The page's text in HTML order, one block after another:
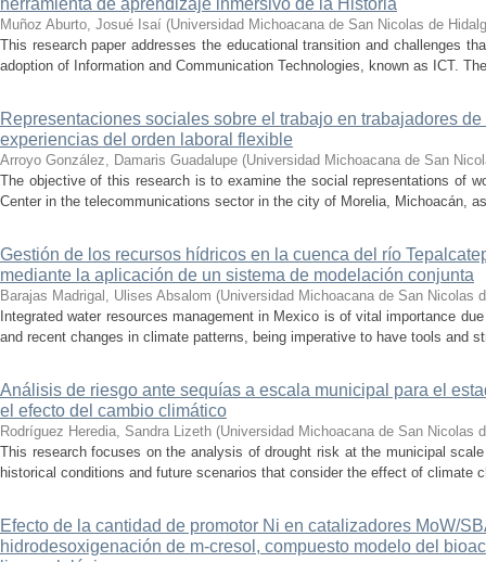
herramienta de aprendizaje inmersivo de la Historia
Muñoz Aburto, Josué Isaí (Universidad Michoacana de San Nicolas de
This research paper addresses the educational transition and challenges
adoption of Information and Communication Technologies, known as ICT.
Representaciones sociales sobre el trabajo en trabajadores
experiencias del orden laboral flexible
Arroyo González, Damaris Guadalupe (Universidad Michoacana de San
The objective of this research is to examine the social representations of
Center in the telecommunications sector in the city of Morelia, Michoacán,
Gestión de los recursos hídricos en la cuenca del río
mediante la aplicación de un sistema de modelación conjunta
Barajas Madrigal, Ulises Absalom (Universidad Michoacana de San Nicolas
Integrated water resources management in Mexico is of vital importance
and recent changes in climate patterns, being imperative to have tools and
Análisis de riesgo ante sequías a escala municipal para el
el efecto del cambio climático
Rodríguez Heredia, Sandra Lizeth (Universidad Michoacana de San Nicolas
This research focuses on the analysis of drought risk at the municipal
historical conditions and future scenarios that consider the effect of climate
Efecto de la cantidad de promotor Ni en catalizadores MoW/
hidrodesoxigenación de m-cresol, compuesto modelo del